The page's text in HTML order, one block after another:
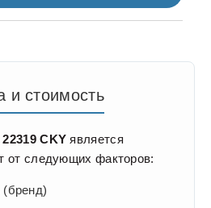
и стоимость
22319 CKY является
от следующих факторов:
(бренд)